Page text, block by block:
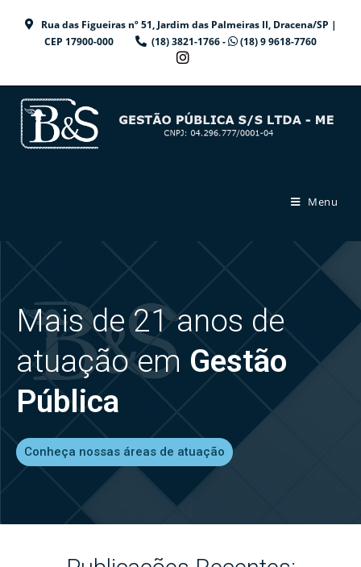
Rua das Figueiras nº 51, Jardim das Palmeiras II, Dracena/SP |
CEP 17900-000
(18) 3821-1766 - (18) 9 9618-7760
Menu
Mais de 21 anos de
atuação em Gestão
Pública
Conheça nossas áreas de atuação